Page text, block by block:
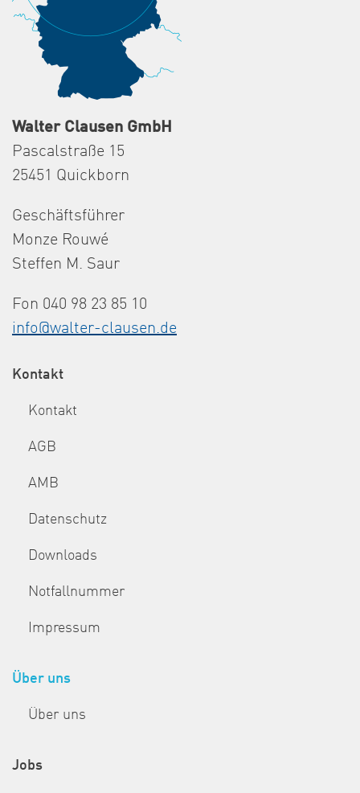
Walter Clausen GmbH
Pascalstraße 15
25451 Quickborn
Geschäftsführer
Monze Rouwé
Steffen M. Saur
Fon 040 98 23 85 10
info@walter-clausen.de
Kontakt
Kontakt
AGB
AMB
Datenschutz
Downloads
Notfallnummer
Impressum
Über uns
Über uns
Jobs